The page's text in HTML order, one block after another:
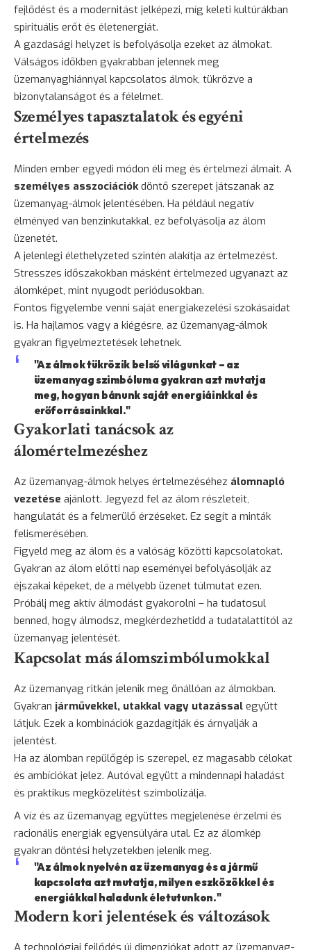
fejlődést és a modernitást jelképezi, míg keleti kultúrákban
spirituális erőt és életenergiát.
A gazdasági helyzet is befolyásolja ezeket az álmokat.
Válságos időkben gyakrabban jelennek meg
üzemanyaghiánnyal kapcsolatos álmok, tükrözve a
bizonytalanságot és a félelmet.
Személyes tapasztalatok és egyéni
értelmezés
Minden ember egyedi módon éli meg és értelmezi álmait. A
személyes asszociációkdöntő szerepet játszanak az
üzemanyag-álmok jelentésében. Ha például negatív
élményed van benzinkutakkal, ez befolyásolja az álom
üzenetét.
A jelenlegi élethelyzeted szintén alakítja az értelmezést.
Stresszes időszakokban másként értelmezed ugyanazt az
álomképet, mint nyugodt periódusokban.
Fontos figyelembe venni saját energiakezelési szokásaidat
is. Ha hajlamos vagy a kiégésre, az üzemanyag-álmok
gyakran figyelmeztetések lehetnek.
"Az álmok tükrözik belső világunkat – az
üzemanyag szimbóluma gyakran azt mutatja
meg, hogyan bánunk saját energiáinkkal és
erőforrásainkkal."
Gyakorlati tanácsok az
álomértelmezéshez
Az üzemanyag-álmok helyes értelmezéséhez álomnapló
vezetése ajánlott. Jegyezd fel az álom részleteit,
hangulatát és a felmerülő érzéseket. Ez segít a minták
felismerésében.
Figyeld meg az álom és a valóság közötti kapcsolatokat.
Gyakran az álom előtti nap eseményei befolyásolják az
éjszakai képeket, de a mélyebb üzenet túlmutat ezen.
Próbálj meg aktív álmodást gyakorolni – ha tudatosul
benned, hogy álmodsz, megkérdezhetidd a tudatalattitól az
üzemanyag jelentését.
Kapcsolat más álomszimbólumokkal
Az üzemanyag ritkán jelenik meg önállóan az álmokban.
Gyakran járművekkel, utakkal vagy utazással együtt
látjuk. Ezek a kombinációk gazdagítják és árnyalják a
jelentést.
Ha az álomban repülőgép is szerepel, ez magasabb célokat
és ambíciókat jelez. Autóval együtt a mindennapi haladást
és praktikus megközelítést szimbolizálja.
A víz és az üzemanyag együttes megjelenése érzelmi és
racionális energiák egyensúlyára utal. Ez az álomkép
gyakran döntési helyzetekben jelenik meg.
"Az álmok nyelvén az üzemanyag és a jármű
kapcsolata azt mutatja, milyen eszközökkel és
energiákkal haladunk életutunkon."
Modern kori jelentések és változások